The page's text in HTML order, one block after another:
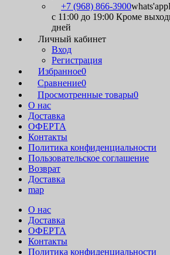
+7 (968) 866-3900whats'app
с 11:00 до 19:00 Кроме
дней
Личный кабинет
Вход
Регистрация
Избранное0
Сравнение0
Просмотренные товары0
О нас
Доставка
ОФЕРТА
Контакты
Политика конфиденциальности
Пользовательское соглашение
Возврат
Доставка
map
О нас
Доставка
ОФЕРТА
Контакты
Политика конфиденциальности